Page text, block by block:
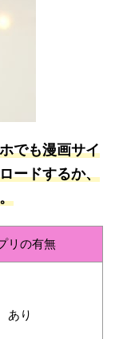
でも漫画サイ
ードするか、
リの有無
あり